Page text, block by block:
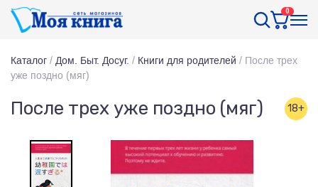
0
Каталог / Дом. Быт. Досуг. / Книги для родителей / После трех
уже поздно (мяг)
После трех уже поздно (мяг) 18+